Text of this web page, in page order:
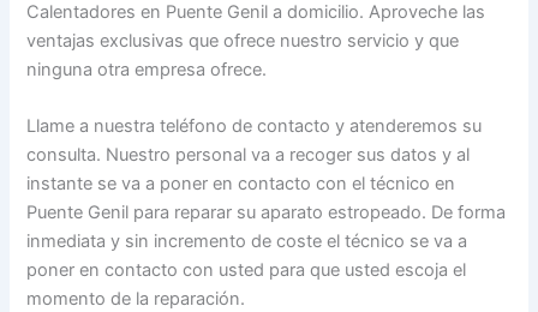
Calentadores en Puente Genil a domicilio. Aproveche las
ventajas exclusivas que ofrece nuestro servicio y que
ninguna otra empresa ofrece.
Llame a nuestra teléfono de contacto y atenderemos su
consulta. Nuestro personal va a recoger sus datos y al
instante se va a poner en contacto con el técnico en
Puente Genil para reparar su aparato estropeado. De forma
inmediata y sin incremento de coste el técnico se va a
poner en contacto con usted para que usted escoja el
momento de la reparación.